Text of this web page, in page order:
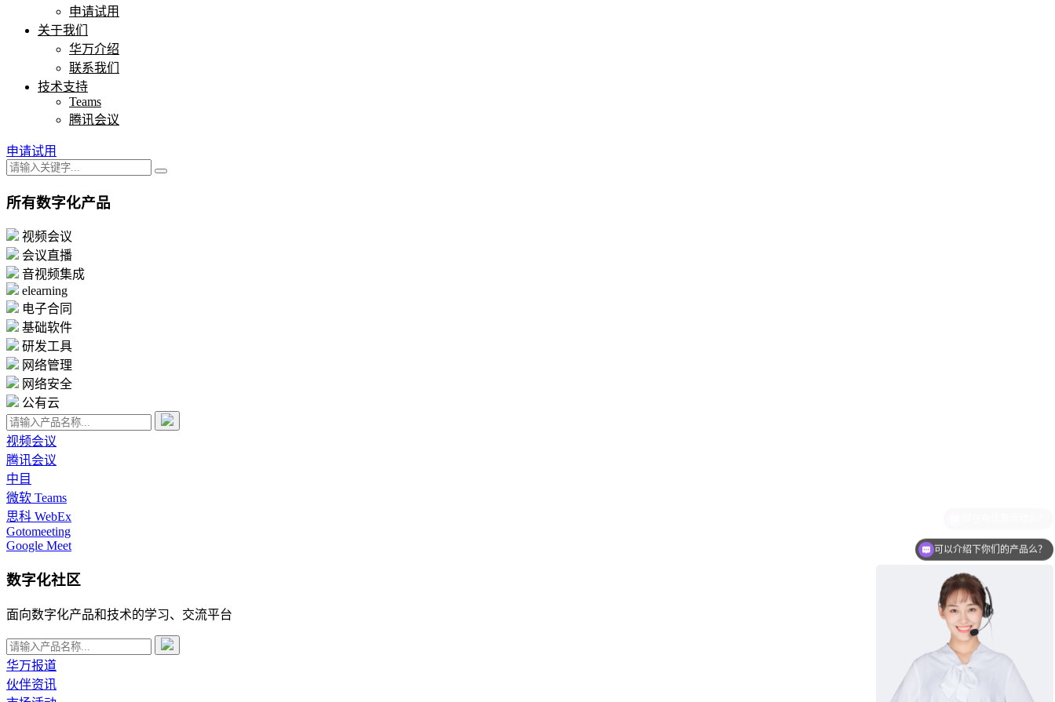
申请试用
关于我们
华万介绍
联系我们
技术支持
Teams
腾讯会议
申请试用
所有数字化产品
视频会议
会议直播
音视频集成
elearning
电子合同
基础软件
研发工具
网络管理
网络安全
公有云
视频会议
腾讯会议
中目
微软 Teams
思科 WebEx
Gotomeeting
Google Meet
数字化社区
面向数字化产品和技术的学习、交流平台
华万报道
伙伴资讯
可以介绍下你们的产品么？